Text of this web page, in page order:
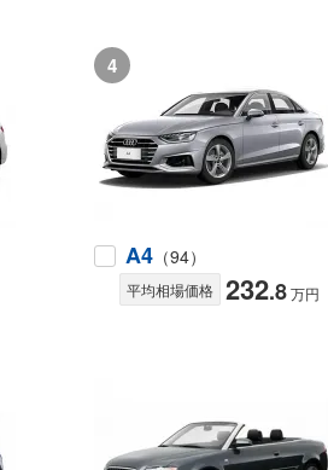
4
A4 （94）
平均相場価格 232.8万円